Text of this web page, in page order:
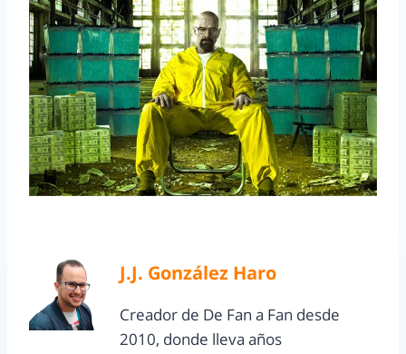
J.J. González Haro
Creador de De Fan a Fan desde
2010, donde lleva años